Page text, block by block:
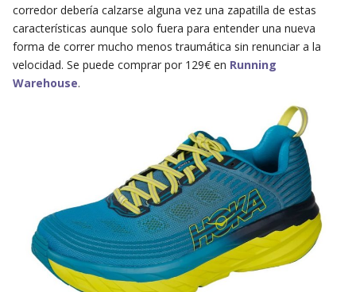
corredor debería calzarse alguna vez una zapatilla de estas
características aunque solo fuera para entender una nueva
forma de correr mucho menos traumática sin renunciar a la
velocidad. Se puede comprar por 129€ en Running
Warehouse.